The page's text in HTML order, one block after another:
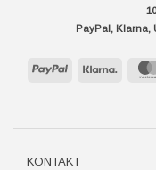
PayPal, Klarna,
PayPal Klarna
KONTAKT